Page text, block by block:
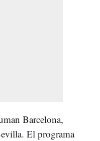
Barcelona,
El programa